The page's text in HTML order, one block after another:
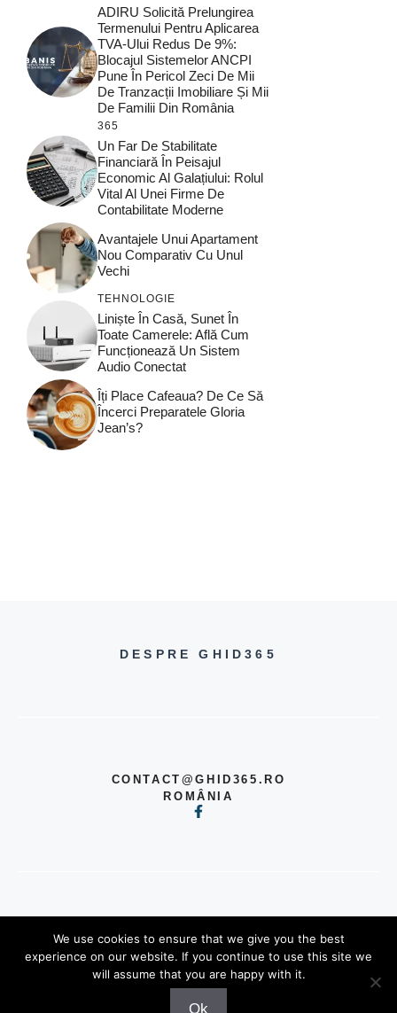
ADIRU Solicită Prelungirea
Termenului Pentru Aplicarea
TVA-Ului Redus De 9%:
Blocajul Sistemelor ANCPI
Pune În Pericol Zeci De Mii
De Tranzacții Imobiliare Și Mii
De Familii Din România
365
Un Far De Stabilitate
Financiară În Peisajul
Economic Al Galațiului: Rolul
Vital Al Unei Firme De
Contabilitate Moderne
Avantajele Unui Apartament
Nou Comparativ Cu Unul
Vechi
TEHNOLOGIE
Liniște În Casă, Sunet În
Toate Camerele: Află Cum
Funcționează Un Sistem
Audio Conectat
Îți Place Cafeaua? De Ce Să
Încerci Preparatele Gloria
Jean’s?
DESPRE GHID365
CONTACT@GHID365.RO
ROMÂNIA
© 2026 TOATE DREPTURILE
REZERVATE
POLITICĂ DE CONFIDENȚIALITATE
TERMENI ȘI CONDIȚII
We use cookies to ensure that we give you the best
experience on our website. If you continue to use this site we
will assume that you are happy with it.
Ok